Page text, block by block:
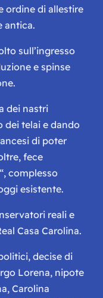
ordine di allestire
antica.
sull’ingresso
e spinse
dei nastri
dei telai e dando
di poter
fece
complesso
esistente.
reali e
Casa Carolina.
decise di
Lorena, nipote
Carolina